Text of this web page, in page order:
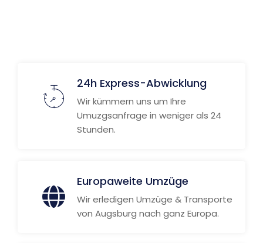
24h Express-Abwicklung
Wir kümmern uns um Ihre
Umuzgsanfrage in weniger als 24
Stunden.
Europaweite Umzüge
Wir erledigen Umzüge & Transporte
von Augsburg nach ganz Europa.